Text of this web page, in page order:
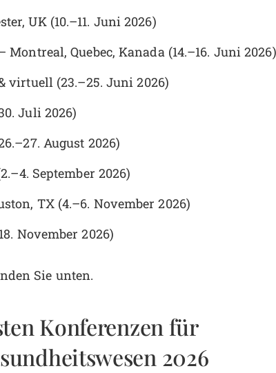
UK (10.–11. Juni 2026)
Montreal, Quebec, Kanada (14.–16. Juni 2026)
virtuell (23.–25. Juni 2026)
Juli 2026)
August 2026)
September 2026)
TX (4.–6. November 2026)
November 2026)
Sie unten.
Konferenzen für
2026